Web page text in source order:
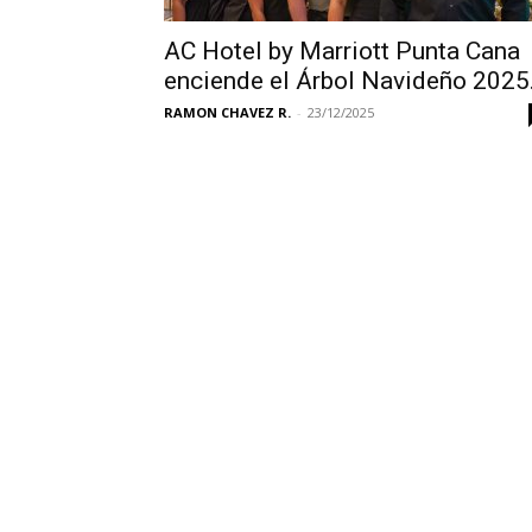
AC Hotel by Marriott Punta Cana
enciende el Árbol Navideño
RAMON CHAVEZ R. - 23/12/2025